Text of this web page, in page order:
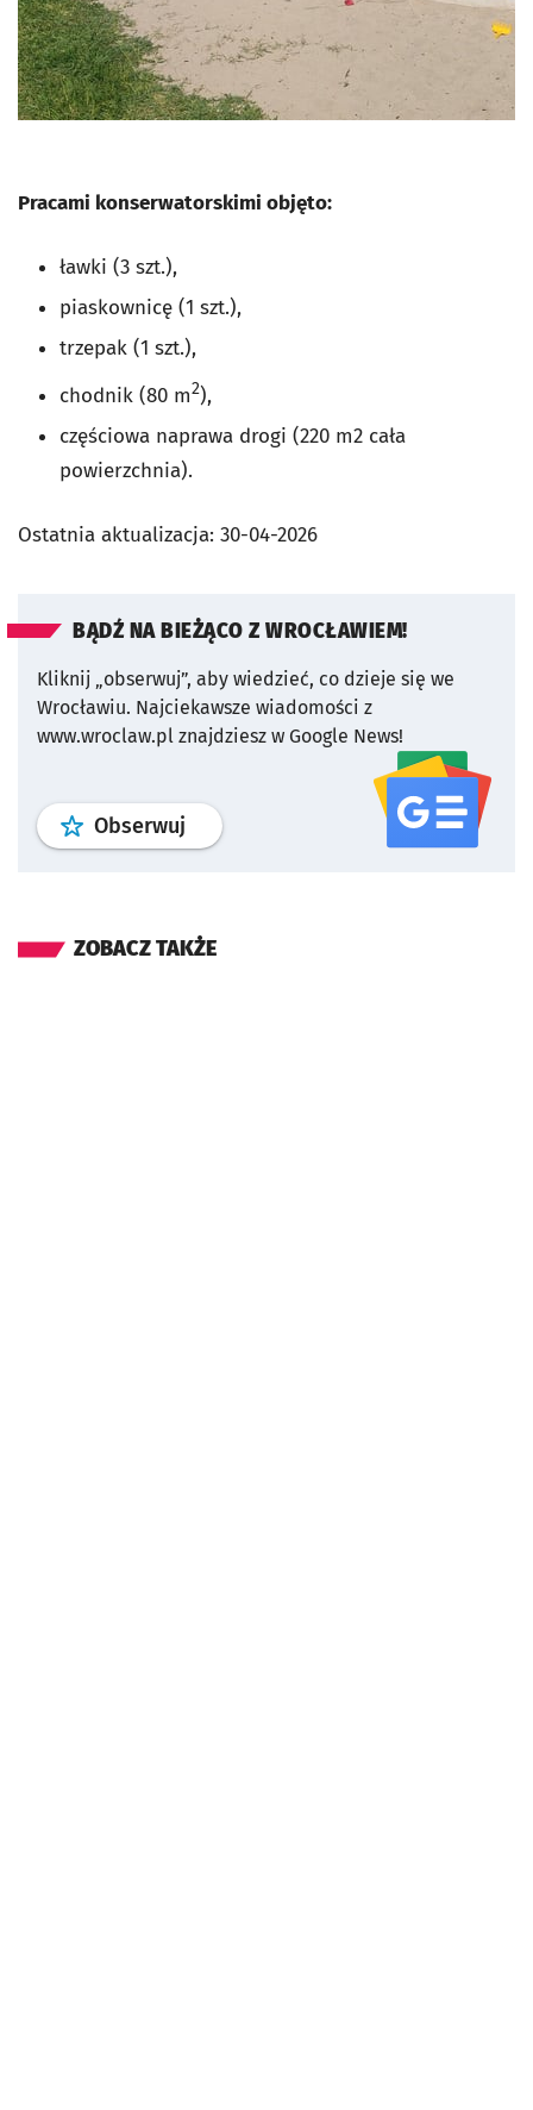
Pracami konserwatorskimi objęto:
ławki (3 szt.),
piaskownicę (1 szt.),
trzepak (1 szt.),
chodnik (80 m2),
częściowa naprawa drogi (220 m2 cała
powierzchnia).
Ostatnia aktualizacja: 30-04-2026
BĄDŹ NA BIEŻĄCO Z WROCŁAWIEM!
Kliknij „obserwuj”, aby wiedzieć, co dzieje się we
Wrocławiu. Najciekawsze wiadomości z
www.wroclaw.pl znajdziesz w Google News!
Obserwuj profil serwisu
ZOBACZ TAKŻE